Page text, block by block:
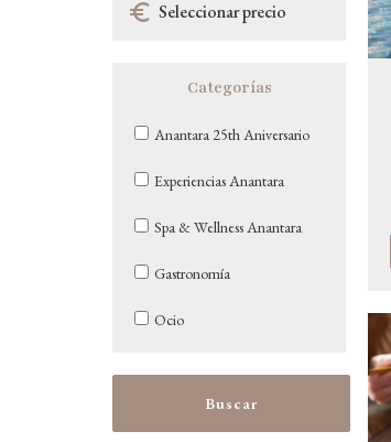
Categorías
Anantara 25th Aniversario
Experiencias Anantara
Spa & Wellness Anantara
Gastronomía
Ocio
Buscar